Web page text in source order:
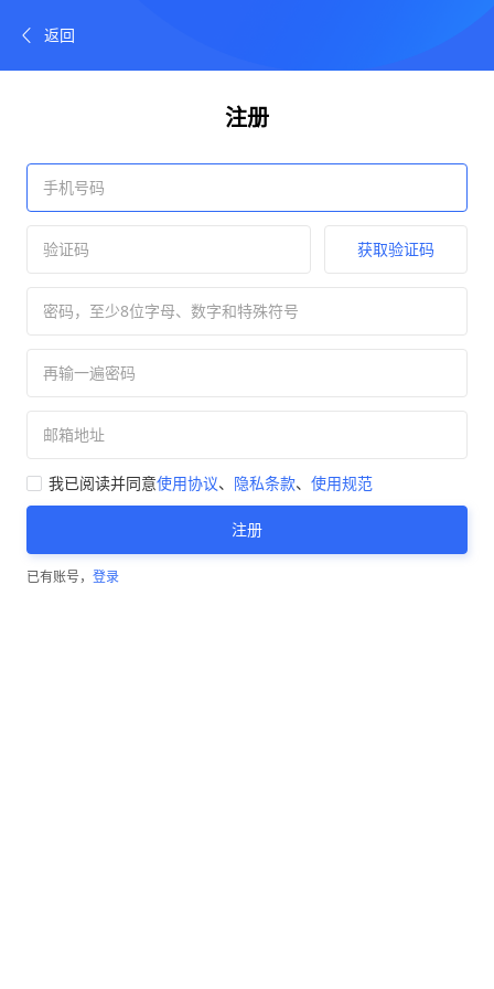
返回
注册
获取验证码
我已阅读并同意使用协议、 隐私条款、 使用规范
注册
已有账号， 登录